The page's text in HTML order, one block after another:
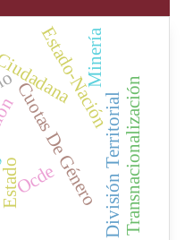
Cuotas De GéneroDivisión Territorial
Estado
Estado-Nación
Ocde Transnacionalización
Minería